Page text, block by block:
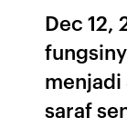
Dec 12,
saraf